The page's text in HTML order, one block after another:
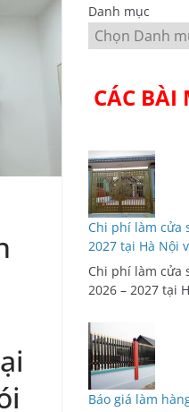
Danh mục
CÁC BÀI
Chi phí làm cửa
2027 tại Hà Nội
Chi phí làm cửa
2026 – 2027 tại
Báo giá làm